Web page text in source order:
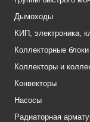
Дымоходы
КИП, электроника,
Коллекторные
Коллекторы и
Конвекторы
Насосы
Радиаторная